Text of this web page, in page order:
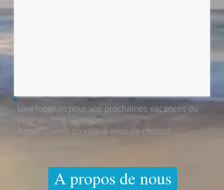
Une location pour vos prochaines vacances ou
pour du long terme?
Appartement ou villa, à vous de choisir!
A propos de nous